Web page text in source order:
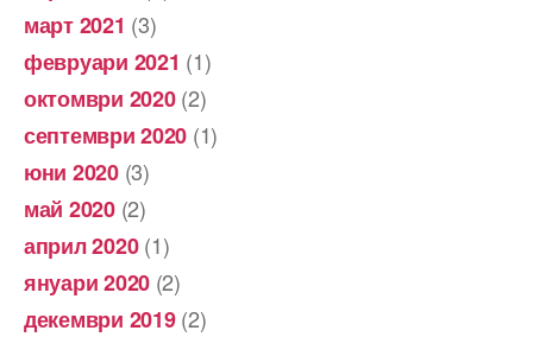
март 2021 (3)
февруари 2021 (1)
октомври 2020(2)
септември 2020 (1)
юни 2020(3)
май 2020(2)
април 2020(1)
януари 2020 (2)
декември 2019(2)